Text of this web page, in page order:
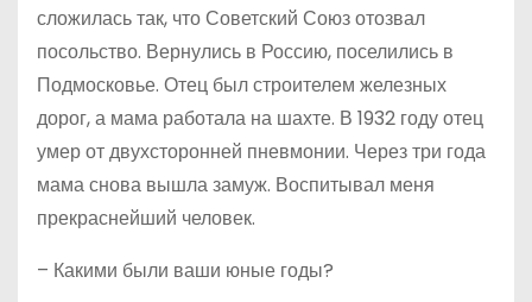
сложилась так, что Советский Союз отозвал
посольство. Вернулись в Россию, поселились в
Подмосковье. Отец был строителем железных
дорог, а мама работала на шахте. В 1932 году отец
умер от двухсторонней пневмонии. Через три года
мама снова вышла замуж. Воспитывал меня
прекраснейший человек.
– Какими были ваши юные годы?